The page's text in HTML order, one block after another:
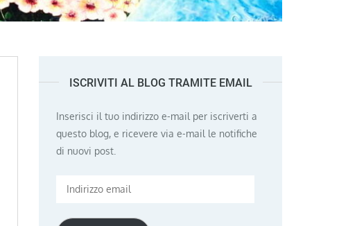
ISCRIVITI AL BLOG TRAMITE EMAIL
Inserisci il tuo indirizzo e-mail per iscriverti a
questo blog, e ricevere via e-mail le notifiche
di nuovi post.
Indirizzo